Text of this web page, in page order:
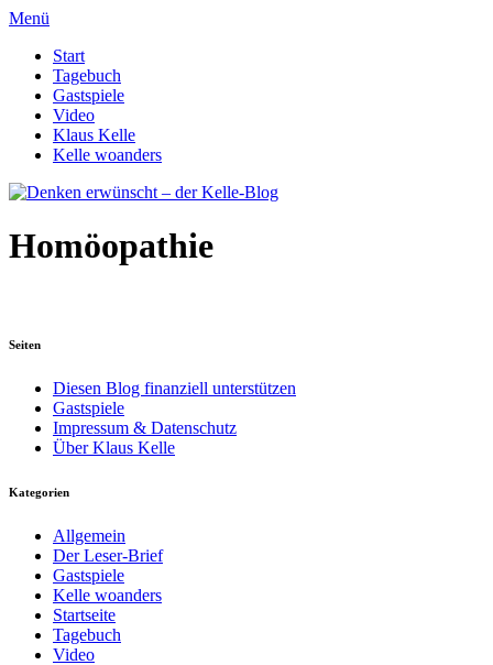
Menü
Start
Tagebuch
Gastspiele
Video
Klaus Kelle
Kelle woanders
Homöopathie
Seiten
Diesen Blog finanziell unterstützen
Gastspiele
Impressum & Datenschutz
Über Klaus Kelle
Kategorien
Allgemein
Der Leser-Brief
Gastspiele
Kelle woanders
Startseite
Tagebuch
Video